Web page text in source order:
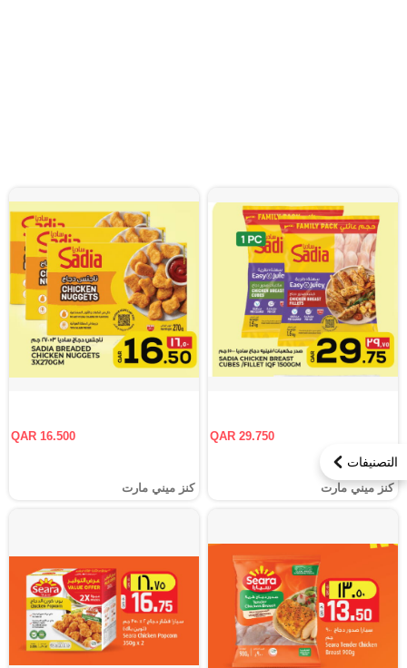
التصنيفات
QAR 29.750
كنز ميني مارت
QAR 16.500
كنز ميني مارت